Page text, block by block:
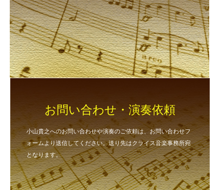
お問い合わせ・演奏依頼
小山貴之へのお問い合わせや演奏のご依頼は、お問い合わせフ
ォームより送信してください。送り先はクライス音楽事務所宛
となります。